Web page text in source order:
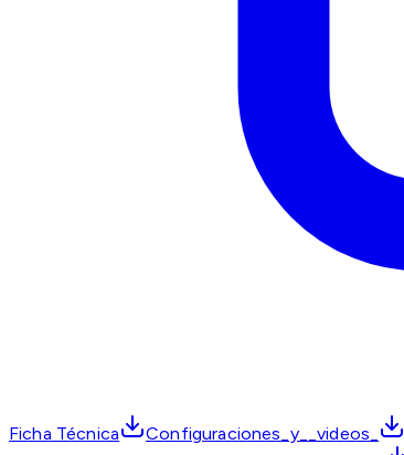
Ficha Técnica Configuraciones_y__videos_